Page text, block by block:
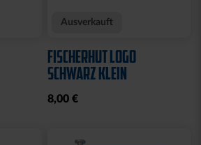
Ausverkauft
FISCHERHUT LOGO
SCHWARZ KLEIN
8,00 €